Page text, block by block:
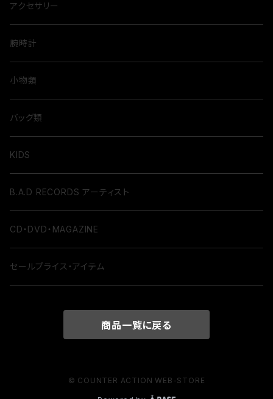
アクセサリー
腕時計
小物類
バッグ類
KIDS
B.A.D RECORDS アーティスト
CD・DVD・MAGAZINE
セールプライス・アイテム
商品一覧に戻る
© COUNTER ACTION WEB-STORE